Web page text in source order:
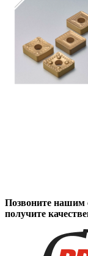
Позвоните нашим
получите